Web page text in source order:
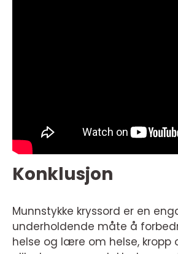
Konklusjon
Munnstykke kryssord er en
underholdende måte å
helse og lære om helse, kropp